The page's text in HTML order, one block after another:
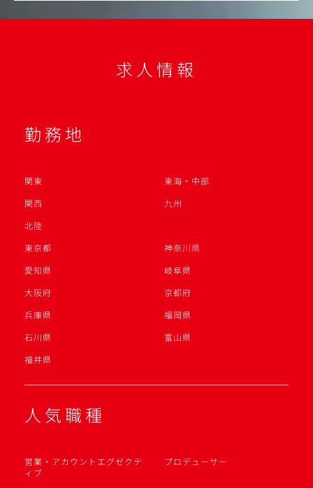
求人情報
勤務地
関東
東海・中部
関西
九州
北陸
東京都
神奈川県
愛知県
岐阜県
大阪府
京都府
兵庫県
福岡県
石川県
富山県
福井県
人気職種
営業・アカウントエグゼクテ
ィブ
プロデューサー